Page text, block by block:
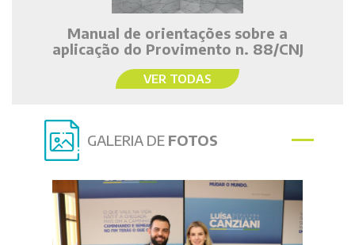
Manual de orientações sobre a
aplicação do Provimento n. 88/CNJ
VER TODAS
GALERIA DE FOTOS